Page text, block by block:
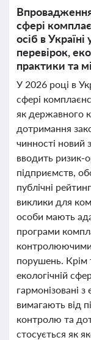
Впровадження
сфері
осіб в
перевірок,
практики та
У 2026 році в
сфері
як державного
дотримання
чинності новий
вводить ризик-
підприємств,
публічні
виклики для
особи мають
програми
контролюючими
порушень. Крім
екологічній
гармонізовані
вимагають від
контролю та
стосується як